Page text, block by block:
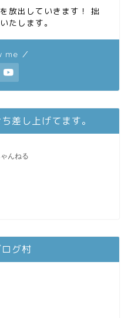
放出していきます！ 拙
たします。
me ／
差し上げてます。
グ村